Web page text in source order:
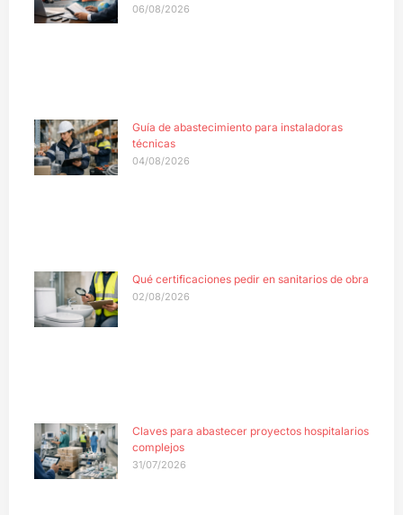
06/08/2026
Guía de abastecimiento para instaladoras
técnicas
04/08/2026
Qué certificaciones pedir en sanitarios de obra
02/08/2026
Claves para abastecer proyectos hospitalarios
complejos
31/07/2026